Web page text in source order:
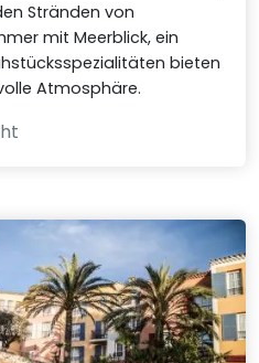
Stränden von
mit Meerblick, ein
bieten
Atmosphäre.